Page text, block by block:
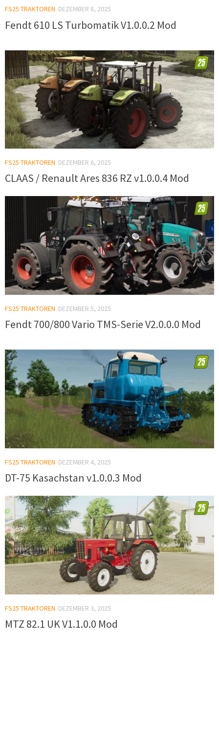
FS25 TRAKTOREN DEZEMBER 8, 2025
Fendt 610 LS Turbomatik V1.0.0.2 Mod
FS25 TRAKTOREN DEZEMBER 6, 2025
CLAAS / Renault Ares 836 RZ v1.0.0.4 Mod
FS25 TRAKTOREN DEZEMBER 5, 2025
Fendt 700/800 Vario TMS-Serie V2.0.0.0 Mod
FS25 TRAKTOREN DEZEMBER 4, 2025
DT-75 Kasachstan v1.0.0.3 Mod
FS25 TRAKTOREN DEZEMBER 3, 2025
MTZ 82.1 UK V1.1.0.0 Mod